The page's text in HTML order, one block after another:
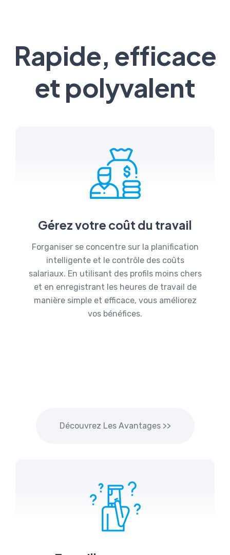
Rapide, efficace
et polyvalent
Gérez votre coût du travail
Forganiser se concentre sur la planification
intelligente et le contrôle des coûts
salariaux. En utilisant des profils moins chers
et en enregistrant les heures de travail de
manière simple et efficace, vous améliorez
vos bénéfices.
Découvrez Les Avantages >>